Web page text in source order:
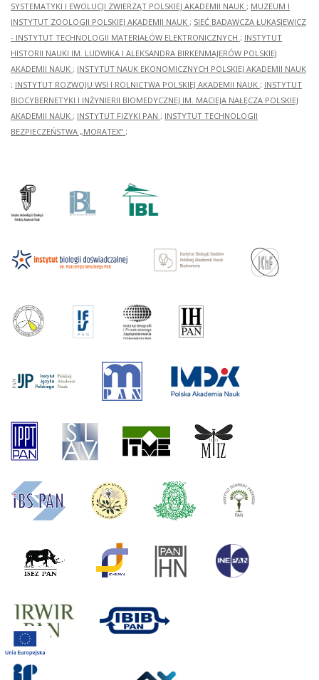
SYSTEMATYKI I EWOLUCJI ZWIERZĄT POLSKIEJ AKADEMII NAUK ; MUZEUM I
INSTYTUT ZOOLOGII POLSKIEJ AKADEMII NAUK ; SIEĆ BADAWCZA ŁUKASIEWICZ
- INSTYTUT TECHNOLOGII MATERIAŁÓW ELEKTRONICZNYCH ; INSTYTUT
HISTORII NAUKI IM. LUDWIKA I ALEKSANDRA BIRKENMAJERÓW POLSKIEJ
AKADEMII NAUK ; INSTYTUT NAUK EKONOMICZNYCH POLSKIEJ AKADEMII NAUK
; INSTYTUT ROZWOJU WSI I ROLNICTWA POLSKIEJ AKADEMII NAUK ; INSTYTUT
BIOCYBERNETYKI I INŻYNIERII BIOMEDYCZNEJ IM. MACIEJA NAŁĘCZA POLSKIEJ
AKADEMII NAUK ; INSTYTUT FIZYKI PAN ; INSTYTUT TECHNOLOGII
BEZPIECZEŃSTWA „MORATEX” ;